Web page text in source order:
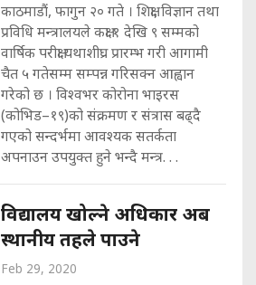
काठमाडौं, फागुन २० गते । शिक्षा, विज्ञान तथा
प्रविधि मन्त्रालयले कक्षा १ देखि ९ सम्मको
वार्षिक परीक्षा यथाशीघ्र प्रारम्भ गरी आगामी
चैत ५ गतेसम्म सम्पन्न गरिसक्न आह्वान
गरेको छ । विश्वभर कोरोना भाइरस
(कोभिड–१९)को संक्रमण र संत्रास बढ्दै
गएको सन्दर्भमा आवश्यक सतर्कता
अपनाउन उपयुक्त हुने भन्दै मन्त्र. . .
विद्यालय खोल्ने अधिकार अब
स्थानीय तहले पाउने
Feb 29, 2020